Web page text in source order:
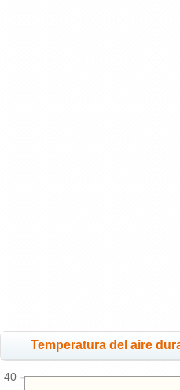
Temperatura del aire
40